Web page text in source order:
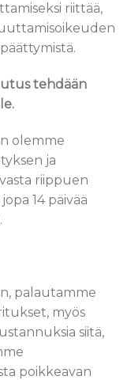
riittää,
tehdään
olemme
ja
riippuen
14 päivää
palautamme
myös
siitä,
poikkeavan